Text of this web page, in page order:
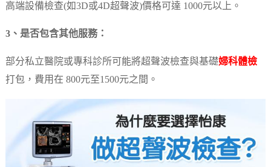
高端設備檢查(如3D或4D超聲波)價格可達 1000元以上。
3、是否包含其他服務：
部分私立醫院或專科診所可能將超聲波檢查與基礎婦科體檢
打包，費用在 800元至1500元之間。